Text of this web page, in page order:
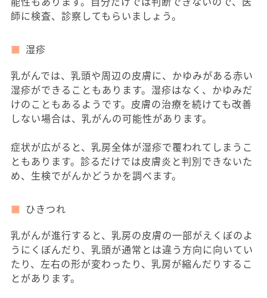
師に検査、診察してもらいましょう。
湿疹
乳がんでは、乳頭や周辺の皮膚に、かゆみがある赤い
湿疹ができることもあります。湿疹はなく、かゆみだ
けのこともあるようです。皮膚の治療を続けても改善
しない場合は、乳がんの可能性があります。
症状が広がると、乳房全体が湿疹で覆われてしまうこ
ともあります。診るだけでは皮膚炎と判別できないた
め、生検でがんかどうかを調べます。
ひきつれ
乳がんが進行すると、乳房の皮膚の一部がえくぼのよ
うにくぼんだり、乳頭が通常とは違う方向に向いてい
たり、左右の形が変わったり、乳房が縮んだりするこ
とがあります。